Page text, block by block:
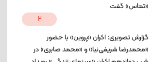
«تماس» گفت
2
گزارش تصویری: اکران «پروین» با حضور
«محمدرضا شریفی‌نیا» و «محمد صابری» در